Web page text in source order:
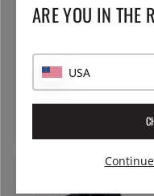
Moule à pâtisserie en
gros muffins 5 pcs
14 €
ARE YOU IN THE
USA